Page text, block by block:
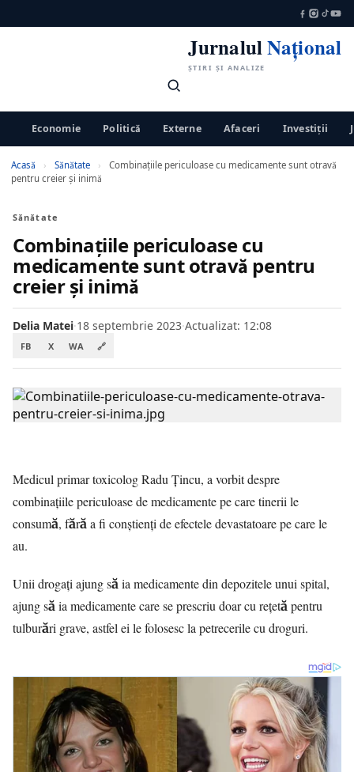
JurnalulNațional
ȘTIRI ȘI ANALIZE
Economie Politică Externe Afaceri Investiții
Acasă › Sănătate ›
Combinațiile periculoase cu medicamente sunt otravă
pentru creier și inimă
Sănătate
Combinațiile periculoase cu
medicamente sunt otravă pentru
creier și inimă
Delia Matei·18 septembrie 2023·Actualizat: 12:08
FB X WA 🔗
Medicul primar toxicolog Radu Ţincu, a vorbit despre
combinațiile periculoase de medicamente pe care tinerii le
consumă, fără a fi conștienți de efectele devastatoare pe care le
au.
Unii drogaţi ajung să ia medicamente din depozitele unui spital,
ajung să ia medicamente care se prescriu doar cu rețetă pentru
tulburări grave, astfel ei le folosesc la petrecerile cu droguri.